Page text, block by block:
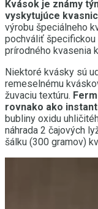
Kvások je známy
vyskytujúce
výrobu špeciálneho
pochváliť
prírodného kvasenia
Niektoré kvásky sú
remeselnému
žuvaciu textúru.
rovnako ako
bubliny oxidu
náhrada 2 čajových
šálku (300 gramov)